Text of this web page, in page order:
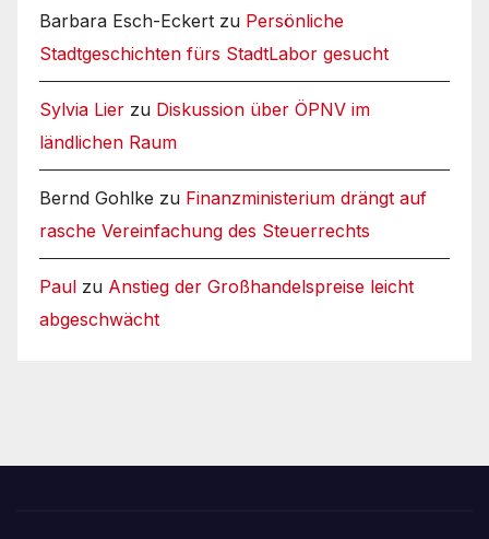
Barbara Esch-Eckert zu Persönliche
Stadtgeschichten fürs StadtLabor gesucht
Sylvia Lier zu Diskussion über ÖPNV im
ländlichen Raum
Bernd Gohlke zu Finanzministerium drängt auf
rasche Vereinfachung des Steuerrechts
Paul zu Anstieg der Großhandelspreise leicht
abgeschwächt